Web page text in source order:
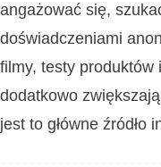
angażować się,
doświadczeniami
filmy, testy produktów
dodatkowo
jest to główne źródło